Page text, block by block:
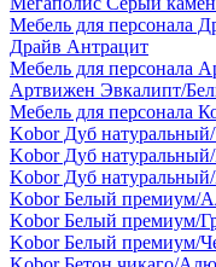
Мебель для персонала
Драйв Антрацит
Мебель для персонала
Артвижен Эвкалипт/
Мебель для персонала
Kobor Дуб
Kobor Дуб
Kobor Дуб
Kobor Белый премиум/
Kobor Белый премиум/
Kobor Белый премиум/